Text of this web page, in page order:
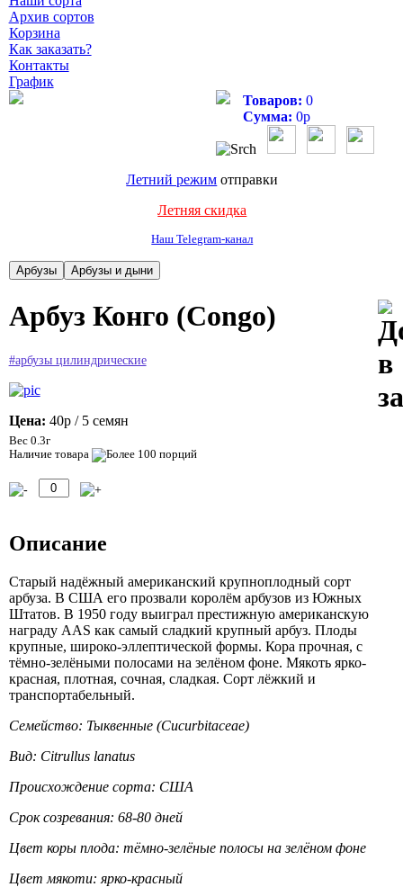
Архив сортов
Корзина
Как заказать?
Контакты
График
Товаров: 0
Сумма: 0р
Летний режим отправки
Летняя скидка
Наш Telegram-канал
Арбуз Конго (Congo)
#арбузы цилиндрические
Цена: 40р / 5 семян
Вес 0.3г
Наличие товара
Описание
Старый надёжный американский крупноплодный сорт
арбуза. В США его прозвали королём арбузов из Южных
Штатов. В 1950 году выиграл престижную американскую
награду AAS как самый сладкий крупный арбуз. Плоды
крупные, широко-эллептической формы. Кора прочная, с
тёмно-зелёными полосами на зелёном фоне. Мякоть ярко-
красная, плотная, сочная, сладкая. Сорт лёжкий и
транспортабельный.
Семейство: Тыквенные (Cucurbitaceae)
Вид: Citrullus lanatus
Происхождение сорта: США
Срок созревания: 68-80 дней
Цвет коры плода: тёмно-зелёные полосы на зелёном фоне
Цвет мякоти: ярко-красный